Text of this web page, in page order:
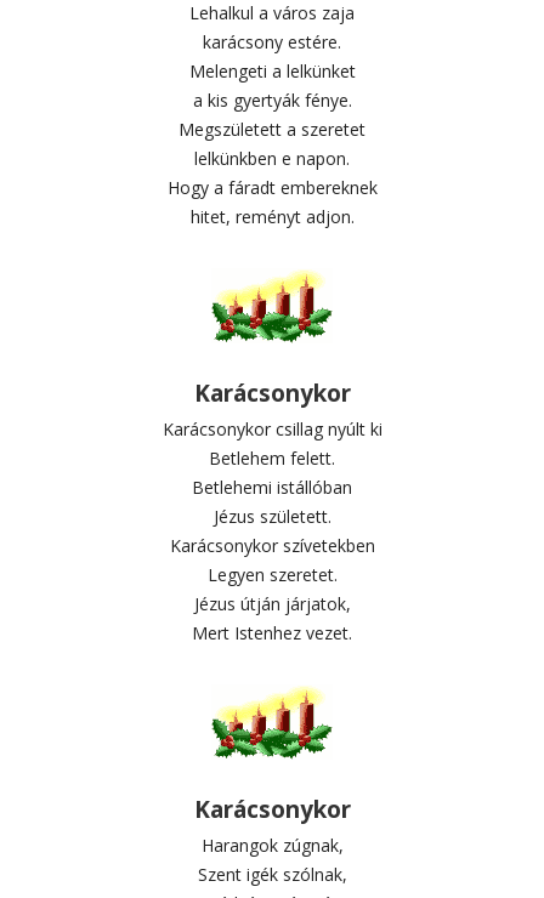
Lehalkul a város zaja
karácsony estére.
Melengeti a lelkünket
a kis gyertyák fénye.
Megszületett a szeretet
lelkünkben e napon.
Hogy a fáradt embereknek
hitet, reményt adjon.
Karácsonykor
Karácsonykor csillag nyúlt ki
Betlehem felett.
Betlehemi istállóban
Jézus született.
Karácsonykor szívetekben
Legyen szeretet.
Jézus útján járjatok,
Mert Istenhez vezet.
Karácsonykor
Harangok zúgnak,
Szent igék szólnak,